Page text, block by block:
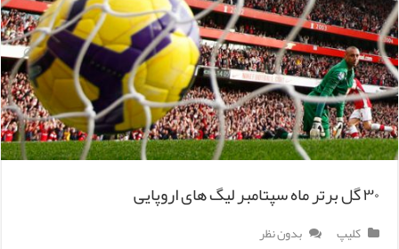
۳۰ گل برتر ماه سپتامبر لیگ های اروپایی
کلیپ بدون نظر